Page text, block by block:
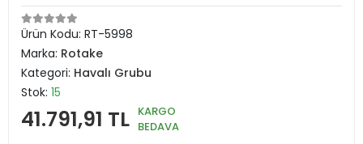
Ürün Kodu: RT-5998
Marka: Rotake
Kategori: Havalı Grubu
Stok: 15
41.791,91 TL KARGO
BEDAVA